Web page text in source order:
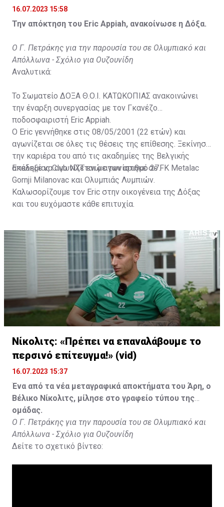
16.07.2023 15:58
Την απόκτηση του Eric Appiah, ανακοίνωσε η Δόξα.
Ο Γ. Πετράκης για την παρουσία του σε Ολυμπιακό και
Απόλλωνα - Σχόλιο για Ουζουνίδη
Αναλυτικά:
Το Σωματείο ΔΟΞΑ Θ.Ο.Ι. ΚΑΤΩΚΟΠΙΑΣ ανακοινώνει
την έναρξη συνεργασίας με τον Γκανέζο
ποδοσφαιριστή Eric Appiah.
Ο Eric γεννήθηκε στις 08/05/2001 (22 ετών) και
αγωνίζεται σε όλες τις θέσεις της επίθεσης. Ξεκίνησε
την καριέρα του από τις ακαδημίες της Βελγικής
ακαδημίας Club NXT ενώ αγωνίστηκε σε FK Metalac
Gornji Milanovac και Ολυμπιάς Λυμπιών.
Επέλεξε να αγωνίζεται με τον αριθμό 27.
Καλωσορίζουμε τον Eric στην οικογένεια της Δόξας
και του ευχόμαστε κάθε επιτυχία.
Νίκολιτς: «Πρέπει να επαναλάβουμε το
περσινό επίτευγμα!» (vid)
16.07.2023 15:37
Ένα από τα νέα μεταγραφικά αποκτήματα του Άρη, ο
Βέλικο Νίκολιτς, μίλησε στο γραφείο τύπου της
ομάδας.
Ο Γ. Πετράκης για την παρουσία του σε Ολυμπιακό και
Απόλλωνα - Σχόλιο για Ουζουνίδη
Δείτε το σχετικό βίντεο: